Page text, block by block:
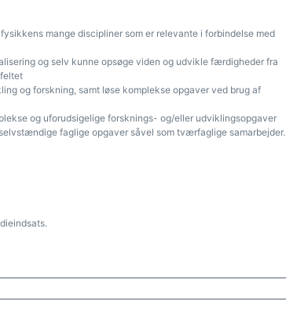
mange discipliner som er relevante i forbindelse med
og selv kunne opsøge viden og udvikle færdigheder fra
og forskning, samt løse komplekse opgaver ved brug af
og uforudsigelige forsknings- og/eller udviklingsopgaver
faglige opgaver såvel som tværfaglige samarbejder.